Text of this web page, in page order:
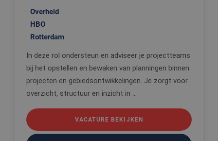
Overheid
HBO
Rotterdam
In deze rol ondersteun en adviseer je projectteams
bij het opstellen en bewaken van planningen binnen
projecten en gebiedsontwikkelingen. Je zorgt voor
overzicht, structuur en inzicht in ...
VACATURE BEKIJKEN